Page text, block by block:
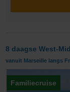
8 daagse West-
vanuit Marseille langs
Familiecruise